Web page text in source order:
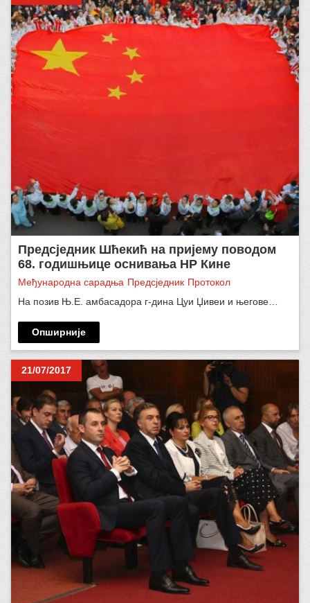
Предсједник Шћекић на пријему поводом
68. годишњице оснивања НР Кине
Међународна сарадња Предсједник Протокол
На позив Њ.Е. амбасадора г-дина Цуи Џивеи и његове…
Опширније
21/07/2017